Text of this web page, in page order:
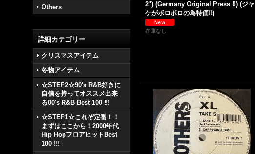
Others
詳細カテゴリー
クリスマスアイテム
冬物アイテム
☆STEP2☆90's R&B好きに
自信を持ってオススメ出来
る00's R&B Best 100 !!!
☆STEP1☆これぞ定番！！
まずはここから！2000年代
Hip HopフロアヒットBest
100 !!!
2'') (Germany Original Press !!) (ジャ
ケがボロボロの為特価!!)
在庫なし